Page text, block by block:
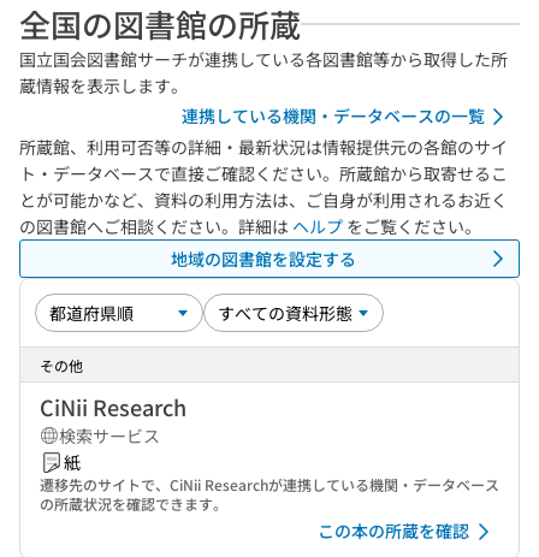
全国の図書館の所蔵
国立国会図書館サーチが連携している各図書館等から取得した所
蔵情報を表示します。
連携している機関・データベースの一覧
所蔵館、利用可否等の詳細・最新状況は情報提供元の各館のサイ
ト・データベースで直接ご確認ください。所蔵館から取寄せるこ
とが可能かなど、資料の利用方法は、ご自身が利用されるお近く
の図書館へご相談ください。詳細は ヘルプ をご覧ください。
地域の図書館を設定する
その他
CiNii Research
検索サービス
紙
遷移先のサイトで、CiNii Researchが連携している機関・データベース
の所蔵状況を確認できます。
この本の所蔵を確認